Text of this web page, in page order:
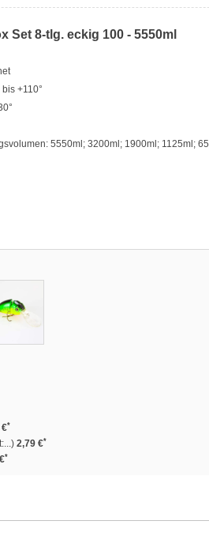
Set 8-tlg. eckig 100 - 5550ml
+110°
5550ml; 3200ml; 1900ml; 1125ml;
€*
2,79 €*
*